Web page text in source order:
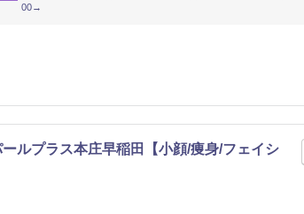
00→
ルプラス本庄早稲田【小顔/痩身/フェイシ